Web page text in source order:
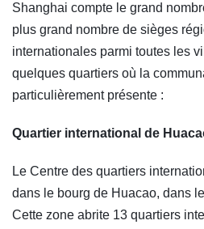
Shanghai compte le grand
plus grand nombre de sièges
internationales parmi toutes les
quelques quartiers où la
particulièrement présente :
Quartier international de
Le Centre des quartiers
dans le bourg de Huacao, dans
Cette zone abrite 13 quartiers